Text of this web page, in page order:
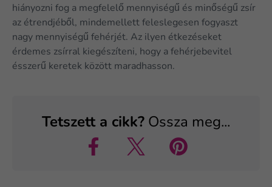
hiányozni fog a megfelelő mennyiségű és minőségű zsír
az étrendjéből, mindemellett feleslegesen fogyaszt
nagy mennyiségű fehérjét. Az ilyen étkezéseket
érdemes zsírral kiegészíteni, hogy a fehérjebevitel
ésszerű keretek között maradhasson.
Tetszett a cikk? Ossza meg...